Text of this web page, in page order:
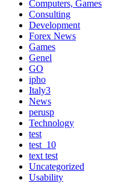
Computers, Games
Consulting
Development
Forex News
Games
Genel
GO
ipho
Italy3
News
perusp
Technology
test
test_10
text test
Uncategorized
Usability